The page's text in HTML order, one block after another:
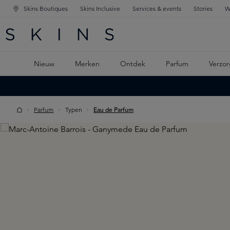
NAVIGATIE
DE HOOFDINHOUD
Skins Boutiques Skins Inclusive Services & events Stories
Nieuw Merken Ontdek Parfum
Parfum Typen Eau de Parfum
Skip image gallery